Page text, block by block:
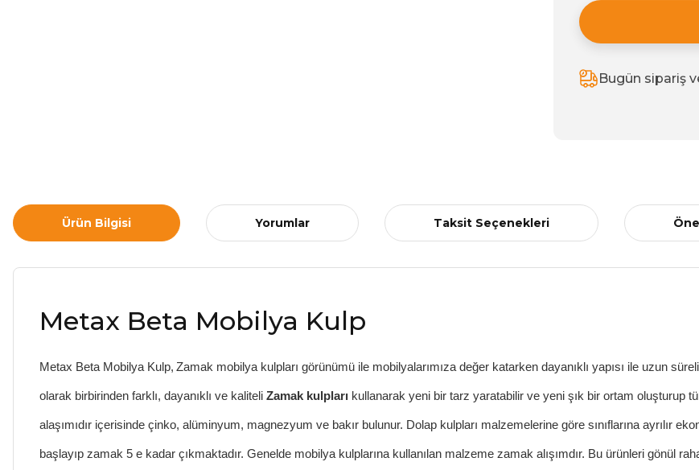
Bugün sipariş
Ürün Bilgisi Yorumlar Taksit Seçenekleri
Metax Beta Mobilya Kulp
Metax Beta Mobilya Kulp, Zamak mobilya kulpları görünümü ile mobilyalarımıza değer katarken dayanıklı yapısı ile uzun
olarak birbirinden farklı, dayanıklı ve kaliteli Zamak kulpları kullanarak yeni bir tarz yaratabilir ve yeni şık bir ortam oluşturup
alaşımıdır içerisinde çinko, alüminyum, magnezyum ve bakır bulunur. Dolap kulpları malzemelerine göre sınıflarına ayrılır
başlayıp zamak 5 e kadar çıkmaktadır. Genelde mobilya kulplarına kullanılan malzeme zamak alışımdır. Bu ürünleri gönül